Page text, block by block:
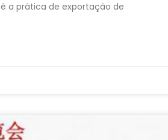
a prática de exportação de